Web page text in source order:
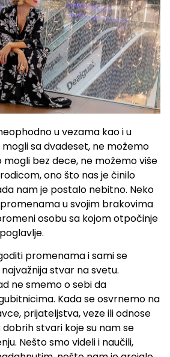
u vezama kao i u
sa dvadeset, ne možemo
mogli bez dece, ne možemo više
ono što nas je činilo
nam je postalo nebitno. Neko
u svojim brakovima
osobu sa kojom otpočinje
promenama i sami se
stvar na svetu.
ne smemo o sebi da
Kada se osvrnemo na
prijateljstva, veze ili odnose
stvari koje su nam se
Nešto smo videli i naučili,